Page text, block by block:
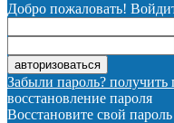
Добро пожаловать!
Забыли пароль?
восстановление пароля
Восстановите свой пароль